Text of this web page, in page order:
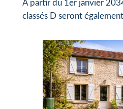
À partir du 1er janvier
classés D seront